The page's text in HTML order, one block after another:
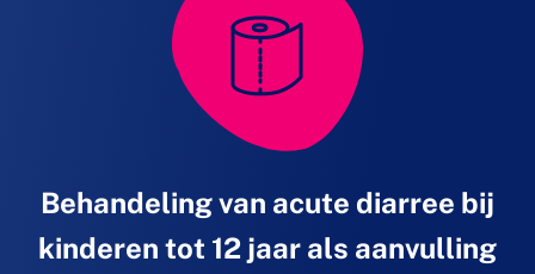
Behandeling van acute diarree bij
kinderen tot 12 jaar als aanvulling